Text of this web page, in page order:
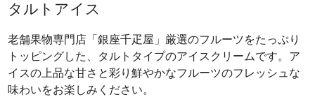
タルトアイス
老舗果物専門店「銀座千疋屋」厳選のフルーツをたっぷり
トッピングした、タルトタイプのアイスクリームです。ア
イスの上品な甘さと彩り鮮やかなフルーツのフレッシュな
味わいをお楽しみください。